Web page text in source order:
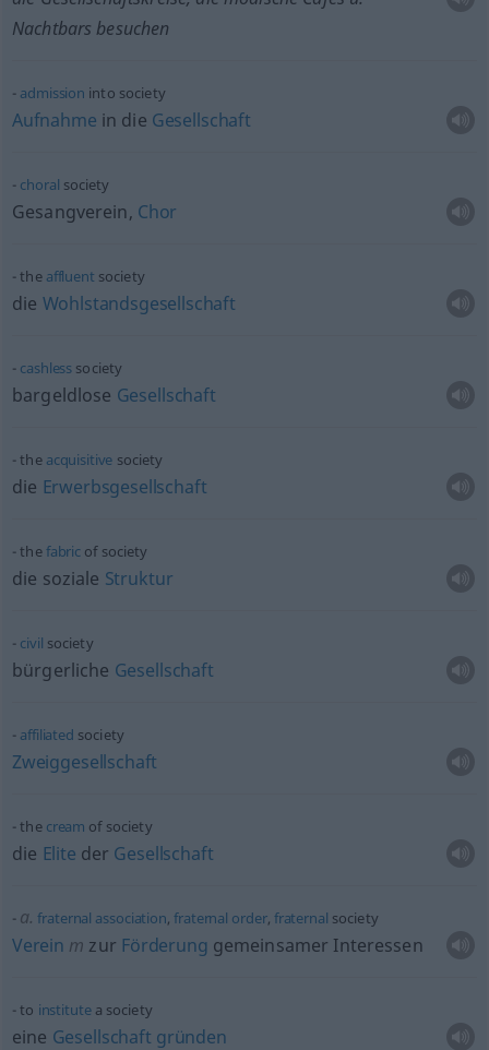
Nachtbars besuchen
admission into society
Aufnahme in die Gesellschaft
choral society
Gesangverein, Chor
the affluent society
die Wohlstandsgesellschaft
cashless society
bargeldlose Gesellschaft
the acquisitive society
die Erwerbsgesellschaft
thefabric of society
die soziale Struktur
civil society
bürgerliche Gesellschaft
affiliated society
Zweiggesellschaft
the cream of society
die Elite der Gesellschaft
a. fraternal association,fraternal order, fraternal society
Verein m zur Förderung gemeinsamer Interessen
to institutea society
eine Gesellschaft gründen